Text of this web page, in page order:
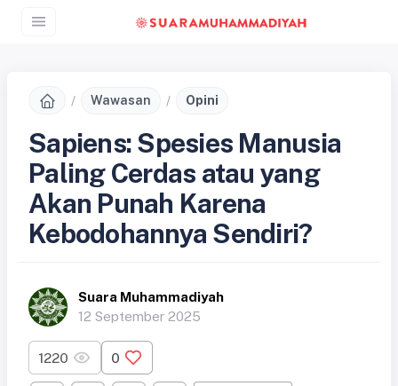
Wawasan Opini
Sapiens: Spesies Manusia
Paling Cerdas atau yang
Akan Punah Karena
Kebodohannya Sendiri?
Suara Muhammadiyah
12 September 2025
1220 0